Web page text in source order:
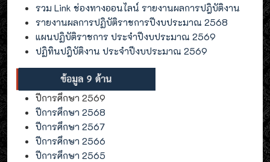
รวม Link ช่องทางออนไลน์ รายงานผลการปฎิบัติงาน
รายงานผลการปฏิบัติราชการปีงบประมาณ 2568
แผนปฏิบัติราชการ ประจำปีงบประมาณ 2569
ปฏิทินปฎิบัติงาน ประจำปีงบประมาณ 2569
ปีการศึกษา 2569
ปีการศึกษา 2568
ปีการศึกษา 2567
ปีการศึกษา 2566
ปีการศึกษา 2565